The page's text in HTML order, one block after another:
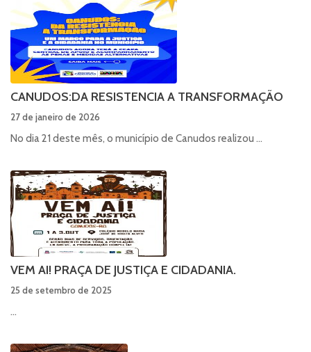
CANUDOS:DA RESISTENCIA A TRANSFORMAÇÃO
27 de janeiro de 2026
No dia 21 deste mês, o município de Canudos realizou ...
VEM AI! PRAÇA DE JUSTIÇA E CIDADANIA.
25 de setembro de 2025
...